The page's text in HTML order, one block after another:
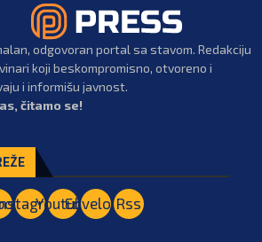
odgovoran portal sa stavom. Redakciju
koji beskompromisno, otvoreno i
i informišu javnost.
čitamo se!
YoutubeEnvelopeRss